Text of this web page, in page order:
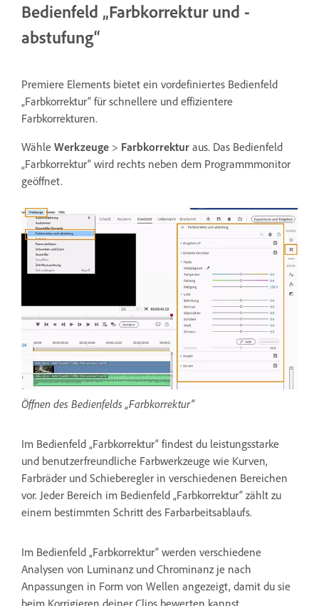
Bedienfeld „Farbkorrektur und -
abstufung“
Premiere Elements bietet ein vordefiniertes Bedienfeld
„Farbkorrektur“ für schnellere und effizientere
Farbkorrekturen.
Wähle Werkzeuge > Farbkorrektur aus. Das Bedienfeld
„Farbkorrektur“ wird rechts neben dem Programmmonitor
geöffnet.
Öffnen des Bedienfelds „Farbkorrektur“
Im Bedienfeld „Farbkorrektur“ findest du leistungsstarke
und benutzerfreundliche Farbwerkzeuge wie Kurven,
Farbräder und Schieberegler in verschiedenen Bereichen
vor. Jeder Bereich im Bedienfeld „Farbkorrektur“ zählt zu
einem bestimmten Schritt des Farbarbeitsablaufs.
Im Bedienfeld „Farbkorrektur“ werden verschiedene
Analysen von Luminanz und Chrominanz je nach
Anpassungen in Form von Wellen angezeigt, damit du sie